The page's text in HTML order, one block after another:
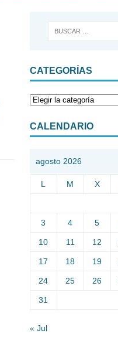
CATEGORÍAS
CALENDARIO
agosto 2026
L M X
3 4 5
10 11 12
17 18 19
24 25 26
31
« Jul